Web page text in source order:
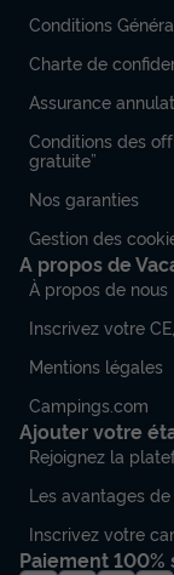
Premium
2WC +
1/6 pers
38,6m²
Terrasse semi-
Barbecue
MOBILHOME 6
38.60m² -3
couverte + Clim
Meilleur prix pour
Modifier les dates
Conditions
Charte de
Assurance
Conditions des
gratuite”
Nos garanties
Gestion des
A propos de
À propos de nous
Inscrivez votre
Mentions légales
Campings.com
Ajouter votre
Rejoignez la
Les avantages
Inscrivez votre
Paiement 100%